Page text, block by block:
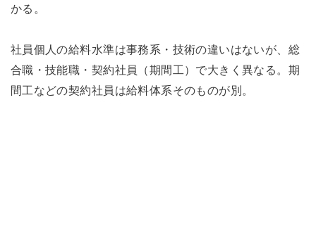
かる。
社員個人の給料水準は事務系・技術の違いはないが、総
合職・技能職・契約社員（期間工）で大きく異なる。期
間工などの契約社員は給料体系そのものが別。